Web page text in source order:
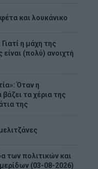
και λουκάνικο
η μάχη της
είναι (πολύ) ανοιχτή
Όταν η
βάζει τα χέρια της
της
των πολιτικών και
(03-08-2026)